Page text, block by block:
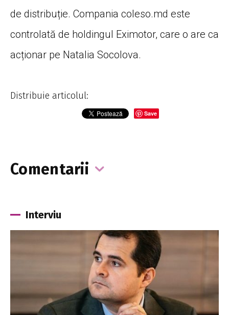
de distribuție. Compania coleso.md este
controlată de holdingul Eximotor, care o are ca
acționar pe Natalia Socolova.
Distribuie articolul:
Save
Comentarii
Interviu